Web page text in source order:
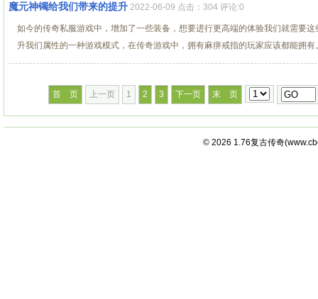
魔元神镯给我们带来的提升 2022-06-09 点击：304 评论:0
如今的传奇私服游戏中，增加了一些装备，想要进行更高端的体验我们就需要
升我们属性的一种游戏模式，在传奇游戏中，拥有麻痹戒指的玩家应该都能拥有
首 页 上一页 1 2 3 下一页 末 页
© 2026 1.76复古传奇(